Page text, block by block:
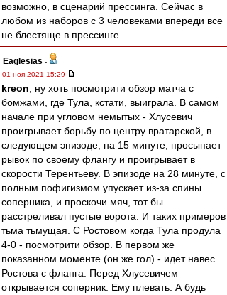
возможно, в сценарий прессинга. Сейчас в
любом из наборов с 3 человеками впереди все
не блестяще в прессинге.
Eaglesias -
01 ноя 2021 15:29
kreon , ну хоть посмотрити обзор матча с
бомжами, где Тула, кстати, выиграла. В самом
начале при угловом немытых - Хлусевич
проигрывает борьбу по центру вратарской, в
следующем эпизоде, на 15 минуте, просыпает
рывок по своему флангу и проигрывает в
скорости Терентьеву. В эпизоде на 28 минуте, с
полным пофигизмом упускает из-за спины
соперника, и проскочи мяч, тот бы
расстреливал пустые ворота. И таких примеров
тьма тьмущая. С Ростовом когда Тула продула
4-0 - посмотрити обзор. В первом же
показанном моменте (он же гол) - идет навес
Ростова с фланга. Перед Хлусевичем
открывается соперник. Ему плевать. А будь